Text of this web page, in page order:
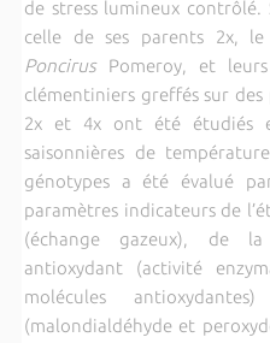
de stress lumineux contrôlé.
celle de ses parents 2x,
PoncirusPomeroy, et leurs
clémentiniers greffés sur
2x et 4x ont été étudiés
saisonnières de
génotypes a été évalué
paramètres indicateurs de
(échange gazeux), de
antioxydant (activité
molécules
(malondialdéhyde et